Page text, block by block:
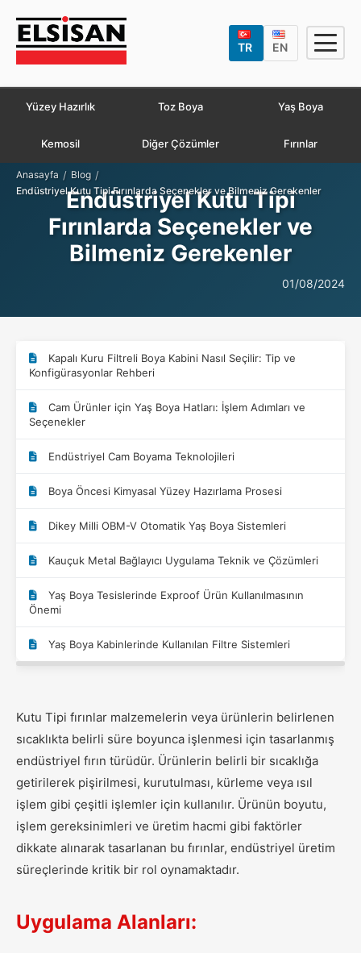
TR EN
Yüzey Hazırlık Toz Boya Yaş Boya
Kemosil Diğer Çözümler Fırınlar
Anasayfa / Blog /
Endüstriyel Kutu Tipi Fırınlarda Seçenekler ve Bilmeniz Gerekenler
Endüstriyel Kutu Tipi
Fırınlarda Seçenekler ve
Bilmeniz Gerekenler
01/08/2024
Kapalı Kuru Filtreli Boya Kabini Nasıl Seçilir: Tip ve
Konfigürasyonlar Rehberi
Cam Ürünler için Yaş Boya Hatları: İşlem Adımları ve
Seçenekler
Endüstriyel Cam Boyama Teknolojileri
Boya Öncesi Kimyasal Yüzey Hazırlama Prosesi
Dikey Milli OBM-V Otomatik Yaş Boya Sistemleri
Kauçuk Metal Bağlayıcı Uygulama Teknik ve Çözümleri
Yaş Boya Tesislerinde Exproof Ürün Kullanılmasının
Önemi
Yaş Boya Kabinlerinde Kullanılan Filtre Sistemleri
Kutu Tipi fırınlar malzemelerin veya ürünlerin belirlenen
sıcaklıkta belirli süre boyunca işlenmesi için tasarlanmış
endüstriyel fırın türüdür. Ürünlerin belirli bir sıcaklığa
getirilerek pişirilmesi, kurutulması, kürleme veya ısıl
işlem gibi çeşitli işlemler için kullanılır. Ürünün boyutu,
işlem gereksinimleri ve üretim hacmi gibi faktörler
dikkate alınarak tasarlanan bu fırınlar, endüstriyel üretim
süreçlerinde kritik bir rol oynamaktadır.
Uygulama Alanları: